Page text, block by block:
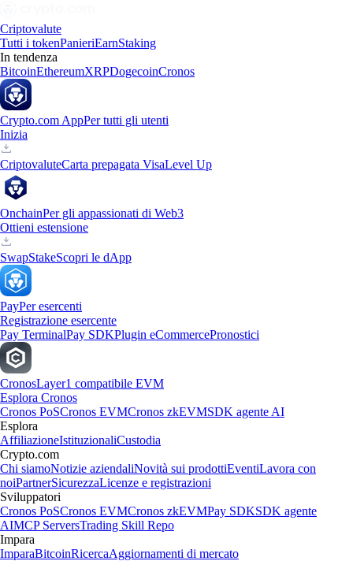
Criptovalute
Tutti i tokenPanieriEarnStaking
In tendenza
BitcoinEthereumXRPDogecoinCronos
Crypto.com AppPer tutti gli utenti
Inizia
CriptovaluteCarta prepagata VisaLevel Up
OnchainPer gli appassionati di Web3
Ottieni estensione
SwapStakeScopri le dApp
PayPer esercenti
Registrazione esercente
Pay TerminalPay SDKPlugin eCommercePronostici
CronosLayer1 compatibile EVM
Esplora Cronos
Cronos PoSCronos EVMCronos zkEVMSDK agente AI
Esplora
AffiliazioneIstituzionaliCustodia
Crypto.com
Chi siamoNotizie aziendaliNovità sui prodottiEventiLavora con
noiPartnerSicurezzaLicenze e registrazioni
Sviluppatori
Cronos PoSCronos EVMCronos zkEVMPay SDKSDK agente
AIMCP ServersTrading Skill Repo
Impara
ImparaBitcoinRicercaAggiornamenti di mercato